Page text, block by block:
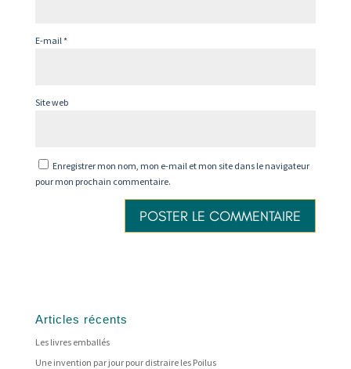
E-mail*
Site web
Enregistrer mon nom, mon e-mail et mon site dans le navigateur
pour mon prochain commentaire.
Articles récents
Les livres emballés
Une invention par jour pour distraire les Poilus